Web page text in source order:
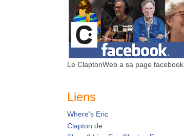
Le ClaptonWeb a sa page facebook
Liens
Where's Eric
Clapton.de